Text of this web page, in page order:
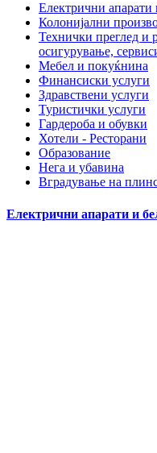
Електрични апарати
Колонијални
Технички преглед и
осигурување,
Мебел и покуќнина
Финансиски услуги
Здравствени услуги
Туристички услуги
Гардероба и обувки
Хотели - Ресторани
Образование
Нега и убавина
Вградување на
Електрични апарати и